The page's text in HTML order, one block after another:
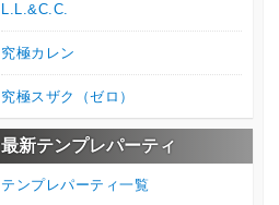
L.L.&C.C.
究極カレン
究極スザク（ゼロ）
最新テンプレパーティ
テンプレパーティ一覧